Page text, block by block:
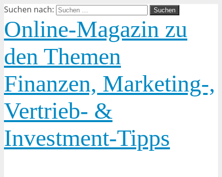
Suchen nach:
Online-Magazin zu
den Themen
Finanzen, Marketing-,
Vertrieb- &
Investment-Tipps